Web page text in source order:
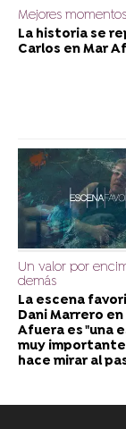
Mejores
La historia se
Carlos en Mar
Un valor por
demás
La escena
Dani Marrero en
Afuera es "una
muy
hace mirar al